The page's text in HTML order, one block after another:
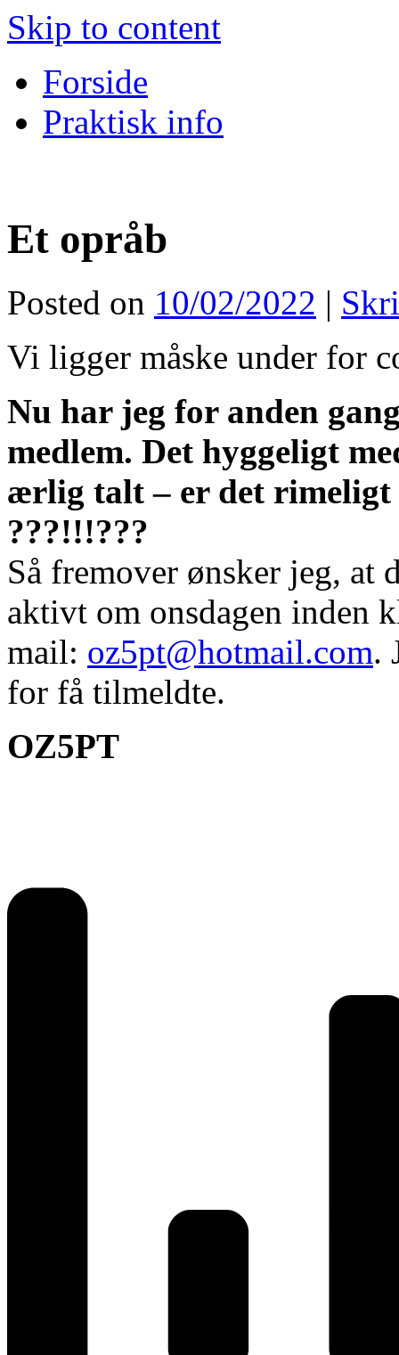
Skip to content
Forside
Praktisk info
Et opråb
Posted on 10/02/2022 |
Vi ligger måske under for
Nu har jeg for anden
medlem. Det hyggeligt
ærlig talt – er det
???!!!???
Så fremover ønsker jeg, at
aktivt om onsdagen inden
mail: oz5pt@hotmail.com.
for få tilmeldte.
OZ5PT